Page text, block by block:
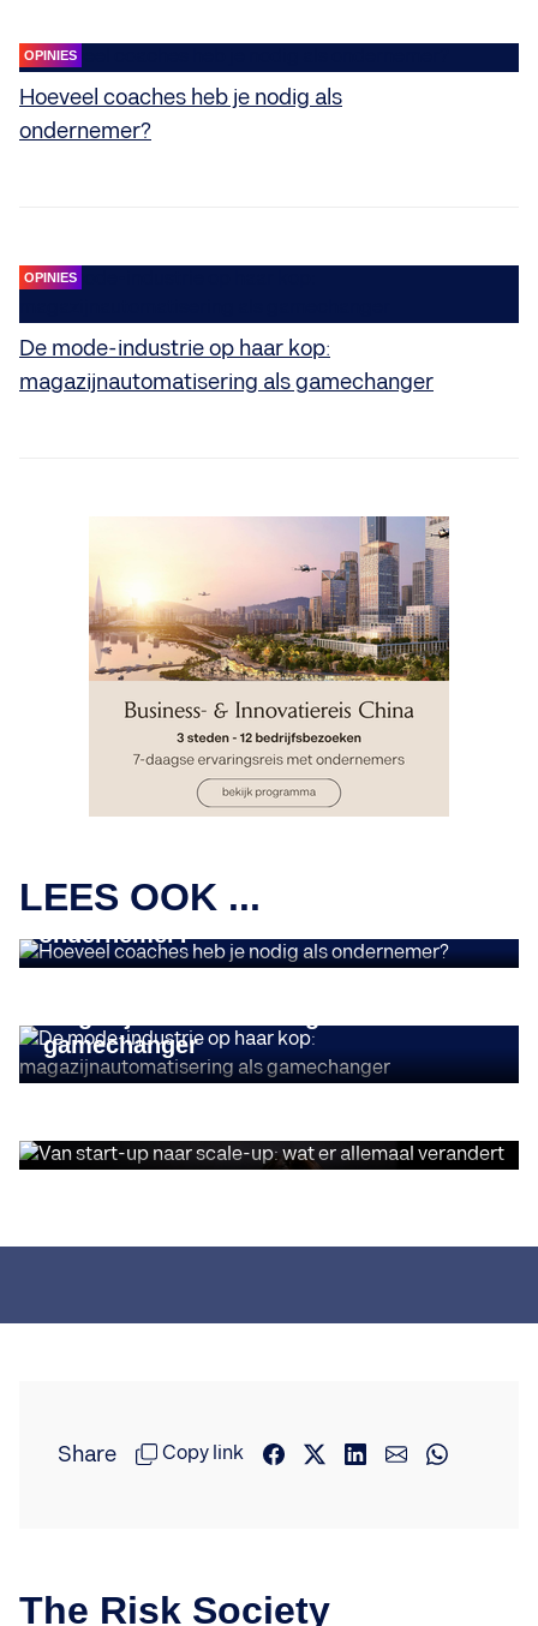
OPINIES
Hoeveel coaches heb je nodig als
ondernemer?
OPINIES
De mode-industrie op haar kop:
magazijnautomatisering als gamechanger
LEES OOK ...
Hoeveel coaches heb je nodig als
ondernemer?
OPINIES
gamechanger
OPINIES
Share Copy link
The Risk Society